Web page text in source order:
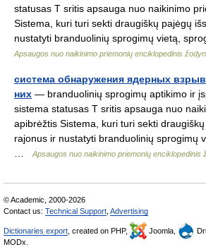
statusas T sritis apsauga nuo naikinimo
Sistema, kuri turi sekti draugiškų pajėgų
nustatyti branduolinių sprogimų vietą,
Apsaugos nuo naikinimo priemonių enciklopedinis
система обнаружения ядерных
них — branduolinių sprogimų aptikimo ir
sistema statusas T sritis apsauga nuo
apibrėžtis Sistema, kuri turi sekti
rajonus ir nustatyti branduolinių sprogimų
Apsaugos nuo naikinimo priemonių enciklopedinis
© Academic, 2000-2026
Contact us: Technical Support Advertising
Dictionaries export , created on PHP, Joomla,
MODx.